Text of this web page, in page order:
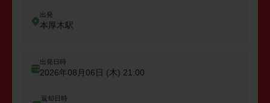
出発
本厚木駅
出発日時
2026年08月06日 (木) 21:00
返却日時